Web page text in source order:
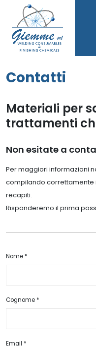
Contatti
Materiali per
trattamenti
Non esitate a
Per maggiori informazioni
compilando correttamente
recapiti.
Risponderemo il prima
Nome *
Cognome *
Email *